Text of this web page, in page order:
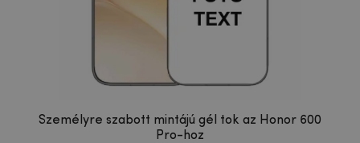
Személyre szabott mintájú gél tok az Honor 600
Pro-hoz